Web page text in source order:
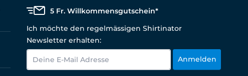
5 Fr. Willkommensgutschein*
Ich möchte den regelmässigen Shirtinator
Newsletter erhalten:
Anmelden